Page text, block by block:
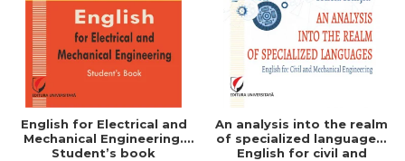
English for Electrical and
Mechanical Engineering.
Student’s book
An analysis into the realm
of specialized languages.
English for civil and